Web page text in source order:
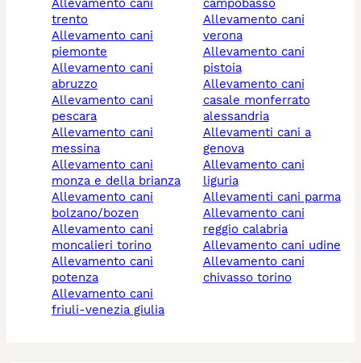
allevamento cani
trento
allevamento cani
piemonte
allevamento cani
abruzzo
allevamento cani
pescara
allevamento cani
messina
allevamento cani
monza e della brianza
allevamento cani
bolzano/bozen
allevamento cani
moncalieri torino
allevamento cani
potenza
allevamento cani
friuli-venezia giulia
campobasso
allevamento cani
verona
allevamento cani
pistoia
allevamento cani
casale monferrato
alessandria
allevamenti cani a
genova
allevamento cani
liguria
allevamenti cani parma
allevamento cani
reggio calabria
allevamento cani udine
allevamento cani
chivasso torino